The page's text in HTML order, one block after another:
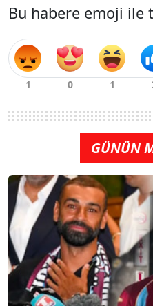
Bu habere emoji ile
GÜNÜN